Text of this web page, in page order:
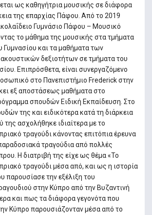
ως καθηγήτρια μουσικής σε διάφορα
της επαρχίας Πάφου. Από το 2019
Γυμνάσιο Πάφου – Μουσικό
το μάθημα της μουσικής στα τμήματα
Γυμνασίου και τα μαθήματα των
δεξιοτήτων σε τμήματα του
Επιπρόσθετα, είναι συνεργαζόμενο
στο Πανεπιστήμιο Frederick στην
εξ αποστάσεως μαθήματα στο
σπουδών Ειδική Εκπαίδευση. Στο
της και ειδικότερα κατά τη διάρκεια
της ασχολήθηκε ιδιαίτερα με το
τραγούδι κάνοντας επιτόπια έρευνα
τραγούδια από πολλές
Η διατριβή της είχε ως θέμα «Το
τραγούδι μέσα από, και ως η ιστορία
παρουσίασε την εξέλιξη του
στην Κύπρο από την Βυζαντινή
και πως τα διάφορα γεγονότα που
Κύπρο παρουσιάζονταν μέσα από το